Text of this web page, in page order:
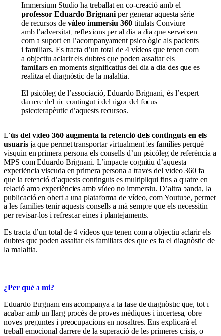
Immersium Studio ha treballat en co-creació amb el
professor Eduardo Brignaniper generar aquesta sèrie
de recursos de vídeo immersiu 360titulats Conviure
amb l’adversitat, reflexions per al dia a dia que serveixen
com a suport en l’acompanyament psicològic als pacients
i familiars. Es tracta d’un total de 4 vídeos que tenen com
a objectiu aclarir els dubtes que poden assaltar els
familiars en moments significatius del dia a dia des que es
realitza el diagnòstic de la malaltia.
El psicòleg de l’associació, Eduardo Brignani, és l’expert
darrere del ric contingut i del rigor del focus
psicoterapèutic d’aquests recursos.
L’ús del vídeo 360 augmenta la retenció dels continguts en els
usuaris ja que permet transportar virtualment les famílies perquè
visquin en primera persona els consells d’un psicòleg de referència a
MPS com Eduardo Brignani. L’impacte cognitiu d’aquesta
experiència viscuda en primera persona a través del vídeo 360 fa
que la retenció d’aquests continguts es multipliqui fins a quatre en
relació amb experiències amb vídeo no immersiu. D’altra banda, la
publicació en obert a una plataforma de vídeo, com Youtube, permet
a les famílies tenir aquests consells a mà sempre que els necessitin
per revisar-los i refrescar eines i plantejaments.
Es tracta d’un total de 4 vídeos que tenen com a objectiu aclarir els
dubtes que poden assaltar els familiars des que es fa el diagnòstic de
la malaltia.
¿Per què a mi?
Eduardo Birgnani ens acompanya a la fase de diagnòstic que, tot i
acabar amb un llarg procés de proves mèdiques i incertesa, obre
noves preguntes i preocupacions en nosaltres. Ens explicarà el
treball emocional darrere de la superació de les primeres crisis, o